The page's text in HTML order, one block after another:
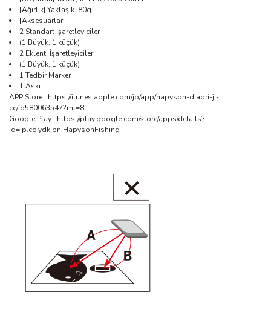
[Ağırlık] Yaklaşık. 80g
[Aksesuarlar]
2 Standart İşaretleyiciler
(1 Büyük, 1 küçük)
2 Eklenti İşaretleyiciler
(1 Büyük, 1 küçük)
1 Tedbir Marker
1 Askı
APP Store : https://itunes.apple.com/jp/app/hapyson-diaori-ji-
ce/id580063547?mt=8
Google Play : https://play.google.com/store/apps/details?
id=jp.co.ydkjpn.HapysonFishing